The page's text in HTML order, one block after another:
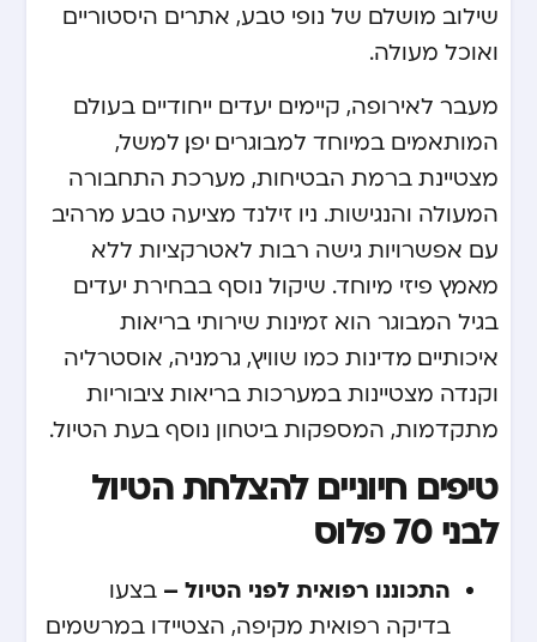
שילוב מושלם של נופי טבע, אתרים היסטוריים
ואוכל מעולה.
מעבר לאירופה, קיימים יעדים ייחודיים בעולם
המותאמים במיוחד למבוגרים. יפן, למשל,
מצטיינת ברמת הבטיחות, מערכת התחבורה
המעולה והנגישות. ניו זילנד מציעה טבע מרהיב
עם אפשרויות גישה רבות לאטרקציות ללא
מאמץ פיזי מיוחד. שיקול נוסף בבחירת יעדים
בגיל המבוגר הוא זמינות שירותי בריאות
איכותיים. מדינות כמו שוויץ, גרמניה, אוסטרליה
וקנדה מצטיינות במערכות בריאות ציבוריות
מתקדמות, המספקות ביטחון נוסף בעת הטיול.
טיפים חיוניים להצלחת הטיול
לבני 70 פלוס
התכוננו רפואית לפני הטיול – בצעו
בדיקה רפואית מקיפה, הצטיידו במרשמים